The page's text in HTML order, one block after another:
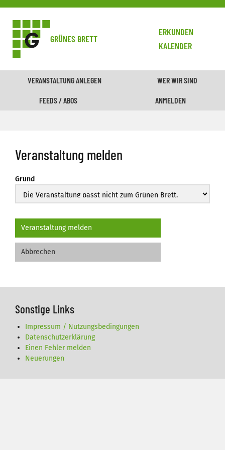
GRÜNES BRETT
ERKUNDEN
KALENDER
VERANSTALTUNG ANLEGEN WER WIR SIND
FEEDS / ABOS ANMELDEN
Sonstige Links
Impressum / Nutzungsbedingungen
Datenschutzerklärung
Einen Fehler melden
Neuerungen
Veranstaltung melden
Grund
Veranstaltung melden
Abbrechen